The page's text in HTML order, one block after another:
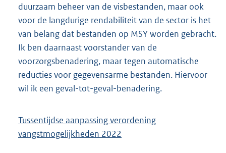
duurzaam beheer van de visbestanden, maar ook
voor de langdurige rendabiliteit van de sector is het
van belang dat bestanden op MSY worden gebracht.
Ik ben daarnaast voorstander van de
voorzorgsbenadering, maar tegen automatische
reducties voor gegevensarme bestanden. Hiervoor
wil ik een geval-tot-geval-benadering.
Tussentijdse aanpassing verordening
vangstmogelijkheden 2022